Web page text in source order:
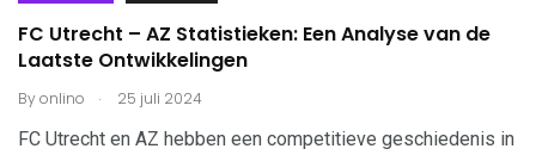
FC Utrecht – AZ Statistieken: Een Analyse van de
Laatste Ontwikkelingen
Byonlino . 25 juli 2024
FC Utrecht en AZ hebben een competitieve geschiedenis in